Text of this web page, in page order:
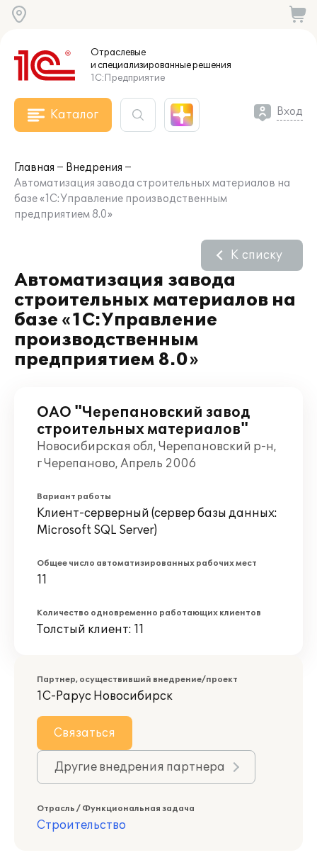
Отраслевые
и специализированныерешения
1С:Предприятие
Каталог Вход
Главная
Внедрения
Автоматизация завода строительных материалов на
базе «1С:Управление производственным
предприятием 8.0»
Автоматизация завода
строительных материалов на
базе «1С:Управление
производственным
предприятием 8.0»
К списку
ОАО "Черепановский завод
строительных материалов"
Новосибирская обл, Черепановский р-н,
г Черепаново, Апрель 2006
Вариант работы
Клиент-серверный (сервер базы данных:
Microsoft SQL Server)
Общее число автоматизированных рабочих мест
11
Количество одновременно работающих клиентов
Толстый клиент: 11
Партнер, осуществивший внедрение/проект
1С-Рарус Новосибирск
Связаться
Другие внедрения партнера
Отрасль / Функциональная задача
Строительство